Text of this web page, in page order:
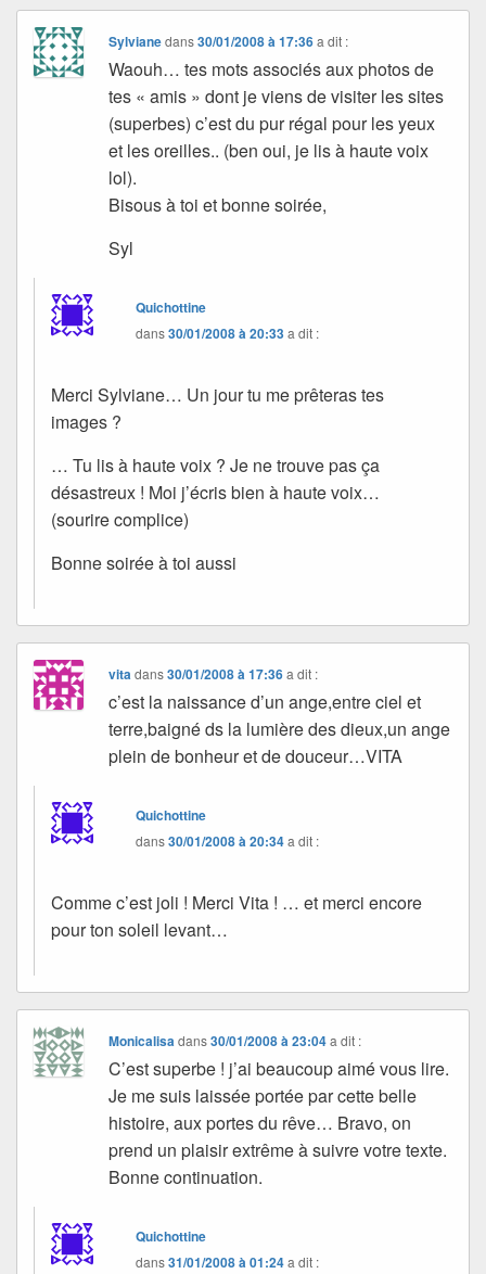
Sylvianedans30/01/2008 à 17:36 a dit :
Waouh… tes mots associés aux photos de
tes « amis » dont je viens de visiter les sites
(superbes) c’est du pur régal pour les yeux
et les oreilles.. (ben oui, je lis à haute voix
lol).
Bisous à toi et bonne soirée,
Syl
Quichottine
dans30/01/2008 à 20:33a dit :
Merci Sylviane… Un jour tu me prêteras tes
images ?
… Tu lis à haute voix ? Je ne trouve pas ça
désastreux ! Moi j’écris bien à haute voix…
(sourire complice)
Bonne soirée à toi aussi
vitadans30/01/2008 à 17:36 a dit :
c’est la naissance d’un ange,entre ciel et
terre,baigné ds la lumière des dieux,un ange
plein de bonheur et de douceur…VITA
Quichottine
dans30/01/2008 à 20:34a dit :
Comme c’est joli ! Merci Vita ! … et merci encore
pour ton soleil levant…
Monicalisadans30/01/2008 à 23:04 a dit :
C’est superbe ! j’ai beaucoup aimé vous lire.
Je me suis laissée portée par cette belle
histoire, aux portes du rêve… Bravo, on
prend un plaisir extrême à suivre votre texte.
Bonne continuation.
Quichottine
dans31/01/2008 à 01:24a dit :